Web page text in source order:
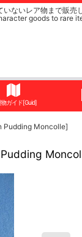
ないレア物まで販
goods to rare
ガイド[Guid]
Pudding Moncolle]